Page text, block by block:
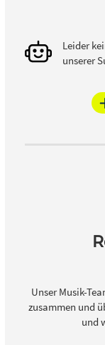
Leider
unserer
Unser Musik-
zusammen und
und